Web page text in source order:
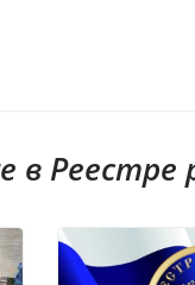
Реестре